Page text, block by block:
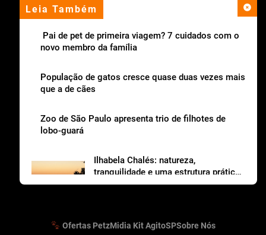
Leia Também
Pai de pet de primeira viagem? 7 cuidados com o
novo membro da família
População de gatos cresce quase duas vezes mais
que a de cães
Zoo de São Paulo apresenta trio de filhotes de
lobo-guará
Ilhabela Chalés: natureza,
tranquilidade e uma estrutura prática
para viajar com os dogs
apoio institucional
Ofertas PetzMidia Kit AgitoSPSobre Nós